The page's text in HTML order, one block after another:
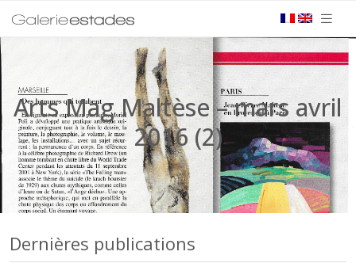
Arts Mag Maltèse – mars avril
2016 (2)
Dernières publications